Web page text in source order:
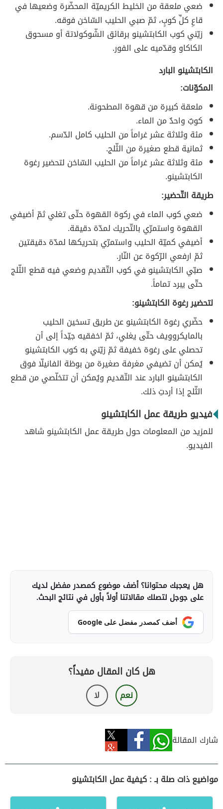
ضعي ملعقة من الخليط الكريميّة المحضّرة وضعيها في
قاعِ كلِّ كوبٍ، ثمّ صبي الحليب السّاخن فوقه.
زيّني كوب الكابتشينو برقائق الشّوكولاتة أو مسحوق
الكاكاو وقدّميه على الفور.
الكابتشينو البارد
المكوّنات:
ملعقة كبيرة من قهوة المطحونة.
كوبٌ واحدٌ من الماء.
مئة وثلاثة عشر غراماً من الحليب كامل الدّسم.
ثمانية قطع صغيرة من الثّلج.
مئة وثلاثة عشر غراماً من الحليب السّاخن لتحضير رغوة
الكابتشينو.
طريقة التّحضير:
ضعي كوب الماء في ركوة القهوة حتّى تغلي ثمّ أضيفي
القهوة واستمرّي بالتّحريك لمدّة دقيقة.
أضيفي كميّة الحليب واستمرّي بتحريكها لمدّة دقيقتين
ثمّ ارفعي الرّكوة عن النّار.
صبّي الكابتشينو في كوب التّقديم وضعي فيه قطع الثّلج
حتّى يبرد تماماً.
لتحضير رغوة الكابتشينو:
حضّري رغوة الكابتشينو عن طريق تسخين الحليب
بالمايكروويف حتّى يغلي، ثمّ اخفقيه جيّداً إلى أن
تحصلي على رغوة خفيفة ثمّ زيّني به كوب الكابتشينو
يُمكن أن تضيفي مغرفة صغيرة من بوظة الفانيلّا فوق
الكابتشينو البارد عند التّقديم ويُمكن أن تتخلّصي من قطع
الثّلج إذا أردتِ ذلك.
فيديو طريقة عمل الكابتشينو
للمزيد من المعلومات حول طريقة عمل الكابتشينو شاهد
الفيديو.
هل يعجبك محتوانا؟ أضف موضوع كمصدر مفضل لديك
على جوجل لتصلك مقالاتنا أولاً بأول في نتائج البحث.
أضف كمصدر مفضل على Google
هل كان المقال مفيداً؟
نعم لا
شارك المقالة
مواضيع ذات صلة بـ : كيفية عمل الكابتشينو